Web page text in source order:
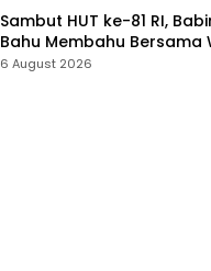
Sambut HUT ke-81 RI,
Bahu Membahu Bersama
Jalan Desa
6 August 2026